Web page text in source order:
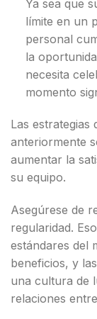
Ya sea que
límite en un
personal
la
necesita
momento
Las estrategias
anteriormente
aumentar la
su equipo.
Asegúrese de
regularidad.
estándares del
beneficios, y
una cultura de
relaciones